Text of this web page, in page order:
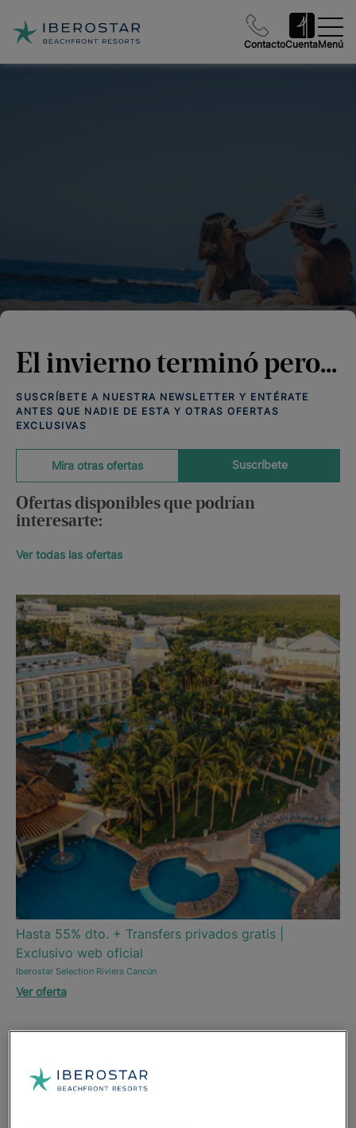
ContactoCuentaMenú
El invierno terminó pero...
SUSCRÍBETE A NUESTRA NEWSLETTER Y ENTÉRATE
ANTES QUE NADIE DE ESTA Y OTRAS OFERTAS
EXCLUSIVAS
Suscríbete
Mira otras ofertas
Ofertas disponibles que podrían
interesarte:
Ver todas las ofertas
Hasta 55% dto. + Transfers privados gratis |
Exclusivo web oficial
Iberostar Selection Riviera Cancún
Ver oferta